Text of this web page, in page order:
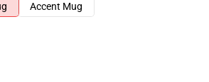
Accent Mug